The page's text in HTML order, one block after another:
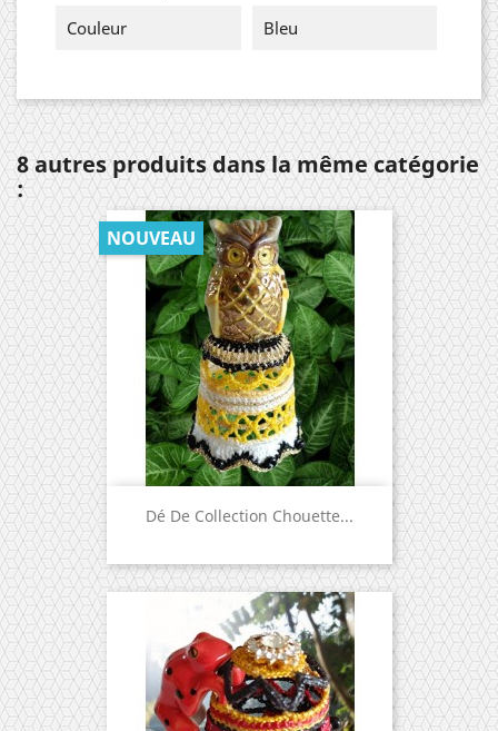
Couleur
Bleu
8 autres produits dans la même catégorie
:
Dé De Collection Chouette...
NOUVEAU